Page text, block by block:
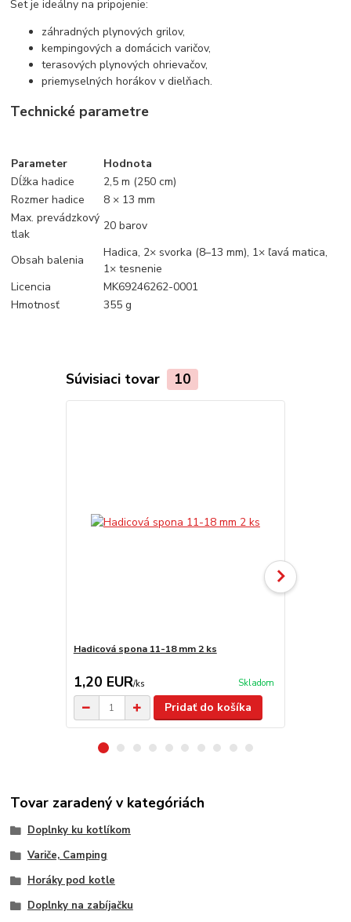
Set je ideálny na pripojenie:
záhradných plynových grilov,
kempingových a domácich varičov,
terasových plynových ohrievačov,
priemyselných horákov v dielňach.
Technické parametre
Parameter
Hodnota
Dĺžka hadice
2,5 m (250 cm)
Rozmer hadice
8 × 13 mm
Max. prevádzkový
tlak
20 barov
Obsah balenia
Hadica, 2× svorka (8–13 mm), 1× ľavá matica,
1× tesnenie
Licencia
MK69246262-0001
Hmotnosť
355 g
Súvisiaci tovar 10
Hadicová spona 11-18 mm 2 ks
1,20 EUR/ks Skladom
Pridať do košíka
Tovar zaradený v kategóriách
Doplnky ku kotlíkom
Variče, Camping
Horáky pod kotle
Doplnky na zabíjačku